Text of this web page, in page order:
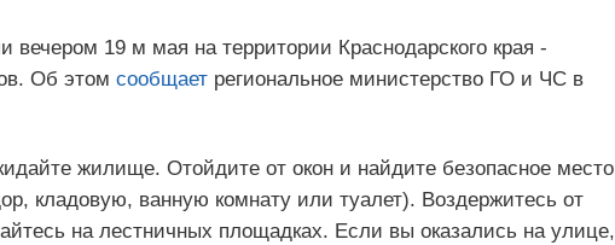
вечером 19 м мая на территории Краснодарского края -
Об этом сообщаетрегиональное министерство ГО и ЧС в
жилище. Отойдите от окон и найдите безопасное место
кладовую, ванную комнату или туалет). Воздержитесь от
на лестничных площадках. Если вы оказались на улице,